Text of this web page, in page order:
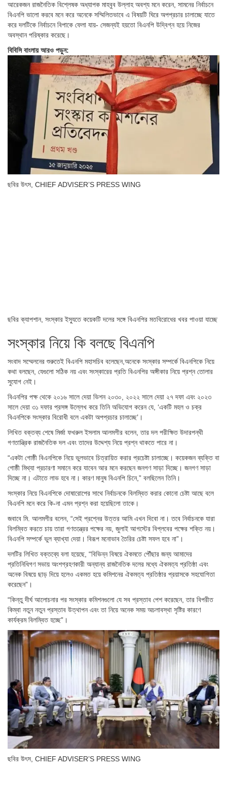
আরেকজন রাজনৈতিক বিশ্লেষক অধ্যাপক মাহবুব উল্লাহ অবশ্য মনে করেন, সামনের নির্বাচনে
বিএনপি ভালো করবে মনে করে অনেকে সম্মিলিতভাবে এ বিষয়টি ঘিরে অপপ্রচার চালাচ্ছে যাতে
করে দলটিকে নির্বাচনে বিপাকে ফেলা যায়- সেজন্যই হয়তো বিএনপি উদ্বিগ্ন হয়ে নিজের
অবস্থান পরিষ্কার করেছে।
বিবিসি বাংলায় আরও পড়ুন:
ছবির উৎস, CHIEF ADVISER’S PRESS WING
ছবির ক্যাপশান, সংস্কার ইস্যুতে কয়েকটি দলের সঙ্গে বিএনপির মতবিরোধের খবর পাওয়া যাচ্ছে
সংস্কার নিয়ে কি বলছে বিএনপি
সংবাদ সম্মেলনের শুরুতেই বিএনপি মহাসচিব বলেছেন,অনেকে সংস্কার সম্পর্কে বিএনপিকে নিয়ে
কথা বলছেন, যেগুলো সঠিক নয় এবং সংস্কারের প্রতি বিএনপির অঙ্গীকার নিয়ে প্রশ্ন তোলার
সুযোগ নেই।
বিএনপির পক্ষ থেকে ২০১৬ সালে দেয়া ভিশন ২০৩০, ২০২২ সালে দেয়া ২৭ দফা এবং ২০২৩
সালে দেয়া ৩১ দফার প্রসঙ্গ উল্লেখ করে তিনি অভিযোগ করেন যে, ‘একটি মহল ও চক্র
বিএনপিকে সংস্কার বিরোধী বলে একটা অপপ্রচার চালাচ্ছে’।
লিখিত বক্তব্য শেষে মির্জা ফখরুল ইসলাম আলমগীর বলেন, তার দল পরীক্ষিত উদারপন্থী
গণতান্ত্রিক রাজনৈতিক দল এবং তাদের উদ্দেশ্য নিয়ে প্রশ্ন থাকতে পারে না।
“একটা গোষ্ঠী বিএনপিকে নিয়ে ভুলভাবে চিত্রায়িত করার প্রচেষ্টা চালাচ্ছে। কয়েকজন ব্যক্তি বা
গোষ্ঠী মিথ্যা প্রচারণা সমানে করে যাবেন আর মনে করছেন জনগণ সাড়া দিচ্ছে। জনগণ সাড়া
দিচ্ছে না। এটাতে লাভ হবে না। কারণ মানুষ বিএনপি চিনে,” বলছিলেন তিনি।
সংস্কার নিয়ে বিএনপিকে দোষারোপের সাথে নির্বাচনকে বিলম্বিত করার কোনো চেষ্টা আছে বলে
বিএনপি মনে করে কি-না এমন প্রশ্ন করা হয়েছিলো তাকে।
জবাবে মি. আলমগীর বলেন, “সেই প্রশ্নের উত্তর আমি এখন দিবো না। তবে নির্বাচনকে যারা
বিলম্বিত করতে চায় তারা গণতন্ত্রের পক্ষের নয়, জুলাই আগস্টের বিপ্লবের পক্ষের শক্তি নয়।
বিএনপি সম্পর্কে ভুল ব্যাখ্যা দেয়া। বিরূপ মনোভাব তৈরির চেষ্টা সফল হবে না”।
দলটির লিখিত বক্তব্যে বলা হয়েছে, “বিভিন্ন বিষয়ে ঐকমতে পৌঁছার জন্য আমাদের
প্রতিনিধিগণ সভায় অংশগ্রহণকারী অন্যান্য রাজনৈতিক দলের মধ্যে ঐকমত্য প্রতিষ্ঠা এবং
অনেক বিষয়ে ছাড় দিয়ে হলেও একমত হয়ে কমিশনের ঐকমত্য প্রতিষ্ঠার প্রয়াসকে সহযোগিতা
করেছেন”।
“কিন্তু দীর্ঘ আলোচনার পর সংস্কার কমিশনগুলো যে সব প্রস্তাব পেশ করেছেন, তার বিপরীত
কিম্বা নতুন নতুন প্রস্তাব উত্থাপন এবং তা নিয়ে অনেক সময় অচলাবস্থা সৃষ্টির কারণে
কার্যক্রম বিলম্বিত হচ্ছে”।
ছবির উৎস, CHIEF ADVISER’S PRESS WING